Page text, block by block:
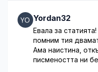
Yordan32
Евала за
помним тия
Ама наистина,
писмеността ни